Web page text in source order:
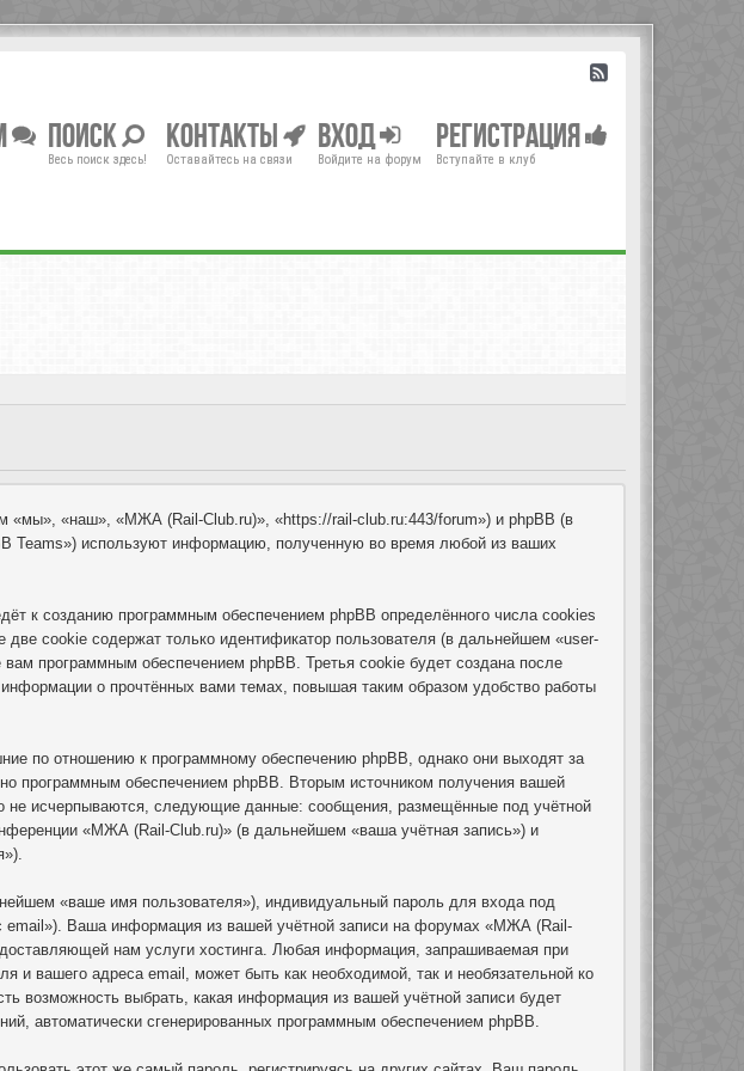
Поиск
Весь поиск здесь!
Контакты
Оставайтесь на связи
Вход
Войдите на форум
Регистрация
Вступайте в клуб
«мы», «наш», «МЖА (Rail-Club.ru)», «https://rail-club.ru:443/forum») и phpBB (в
Teams») используют информацию, полученную во время любой из ваших
к созданию программным обеспечением phpBB определённого числа cookies
cookie содержат только идентификатор пользователя (в дальнейшем «user-
программным обеспечением phpBB. Третья cookie будет создана после
о прочтённых вами темах, повышая таким образом удобство работы
по отношению к программному обеспечению phpBB, однако они выходят за
программным обеспечением phpBB. Вторым источником получения вашей
исчерпываются, следующие данные: сообщения, размещённые под учётной
«МЖА (Rail-Club.ru)» (в дальнейшем «ваша учётная запись») и
«ваше имя пользователя»), индивидуальный пароль для входа под
Ваша информация из вашей учётной записи на форумах «МЖА (Rail-
нам услуги хостинга. Любая информация, запрашиваемая при
и вашего адреса email, может быть как необходимой, так и необязательной ко
возможность выбрать, какая информация из вашей учётной записи будет
автоматически сгенерированных программным обеспечением phpBB.